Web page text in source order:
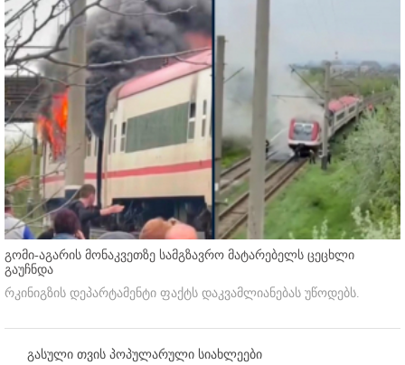
გომი-აგარის მონაკვეთზე სამგზავრო მატარებელს ცეცხლი
გაუჩნდა
რკინიგზის დეპარტამენტი ფაქტს დაკვამლიანებას უწოდებს.
გასული თვის პოპულარული სიახლეები